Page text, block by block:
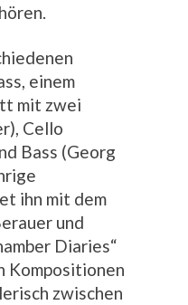
einem
mit zwei
Cello
Bass (Georg
ihn mit dem
und
Diaries“
Kompositionen
zwischen